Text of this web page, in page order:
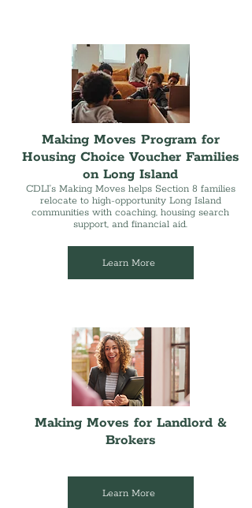
Making Moves Program for
Housing Choice Voucher Families
on Long Island
CDLI’s Making Moves helps Section 8 families
relocate to high-opportunity Long Island
communities with coaching, housing search
support, and financial aid.
Learn More
Making Moves for Landlord &
Brokers
Learn More